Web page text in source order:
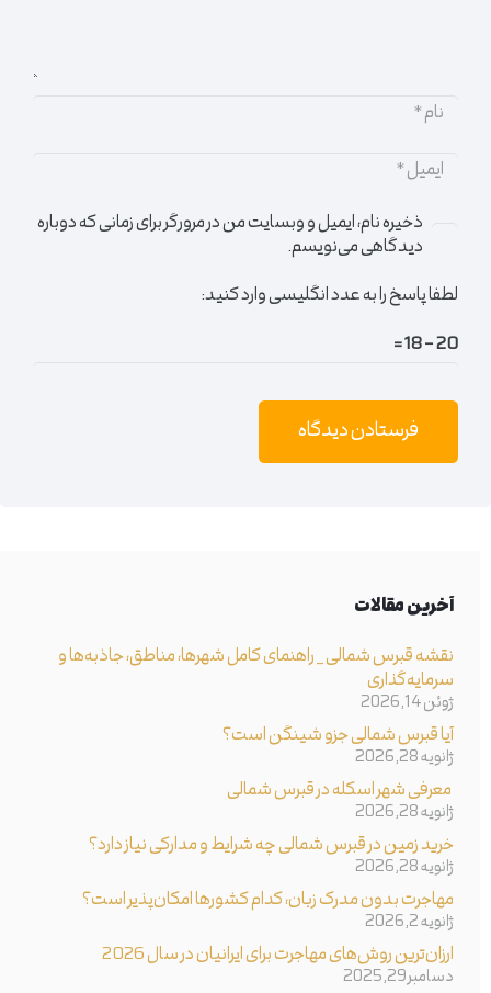
ذخیره نام، ایمیل و وبسایت من در مرورگر برای زمانی که دوباره
دیدگاهی می‌نویسم.
لطفا پاسخ را به عدد انگلیسی وارد کنید:
20 − 18 =
فرستادن دیدگاه
آخرین مقالات
نقشه قبرس شمالی _ راهنمای کامل شهرها، مناطق، جاذبه‌ها و
سرمایه‌گذاری
ژوئن 14, 2026
آیا قبرس شمالی جزو شینگن است؟
ژانویه 28, 2026
معرفی شهر اسکله در قبرس شمالی
ژانویه 28, 2026
خرید زمین در قبرس شمالی چه شرایط و مدارکی نیاز دارد؟
ژانویه 28, 2026
مهاجرت بدون مدرک زبان، کدام کشورها امکان‌پذیر است؟
ژانویه 2, 2026
ارزان‌ترین روش‌های مهاجرت برای ایرانیان در سال 2026
دسامبر 29, 2025